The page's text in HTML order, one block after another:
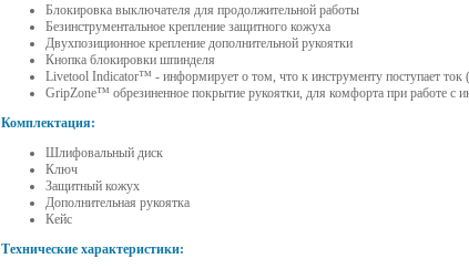
Блокировка выключателя для продолжительной работы
Безинструментальное крепление защитного кожуха
Двухпозиционное крепление дополнительной рукоятки
Кнопка блокировки шпинделя
Livetool Indicator™ - информирует о том, что к инструменту поступает ток
GripZone™ обрезиненное покрытие рукоятки, для комфорта при работе с
Комплектация:
Шлифовальный диск
Ключ
Защитный кожух
Дополнительная рукоятка
Кейс
Технические характеристики: